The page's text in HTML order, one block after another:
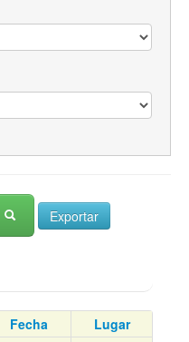
Fecha
Lugar